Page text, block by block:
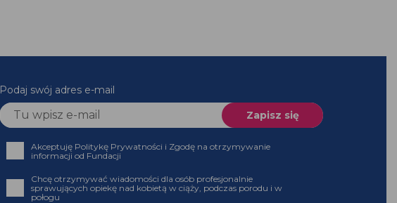
Podaj swój adres e-mail
Akceptuję Politykę Prywatności i Zgodę na otrzymywanie
informacji od Fundacji
Chcę otrzymywać wiadomości dla osób profesjonalnie
sprawujących opiekę nad kobietą w ciąży, podczas porodu i w
połogu